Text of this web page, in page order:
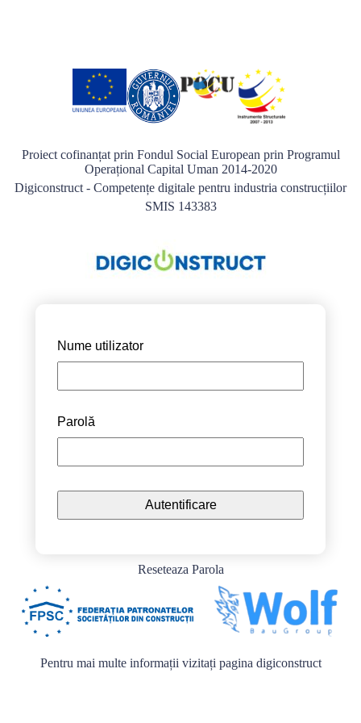
Proiect cofinanțat prin Fondul Social European prin Programul
Operațional Capital Uman 2014-2020
Digiconstruct - Competențe digitale pentru industria construcțiilor
SMIS 143383
Nume utilizator
Parolă
Reseteaza Parola
Pentru mai multe informații vizitați pagina digiconstruct